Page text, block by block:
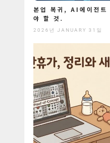
본업 복귀, AI에이전트
야 할 것.
2026년 JANUARY 31일